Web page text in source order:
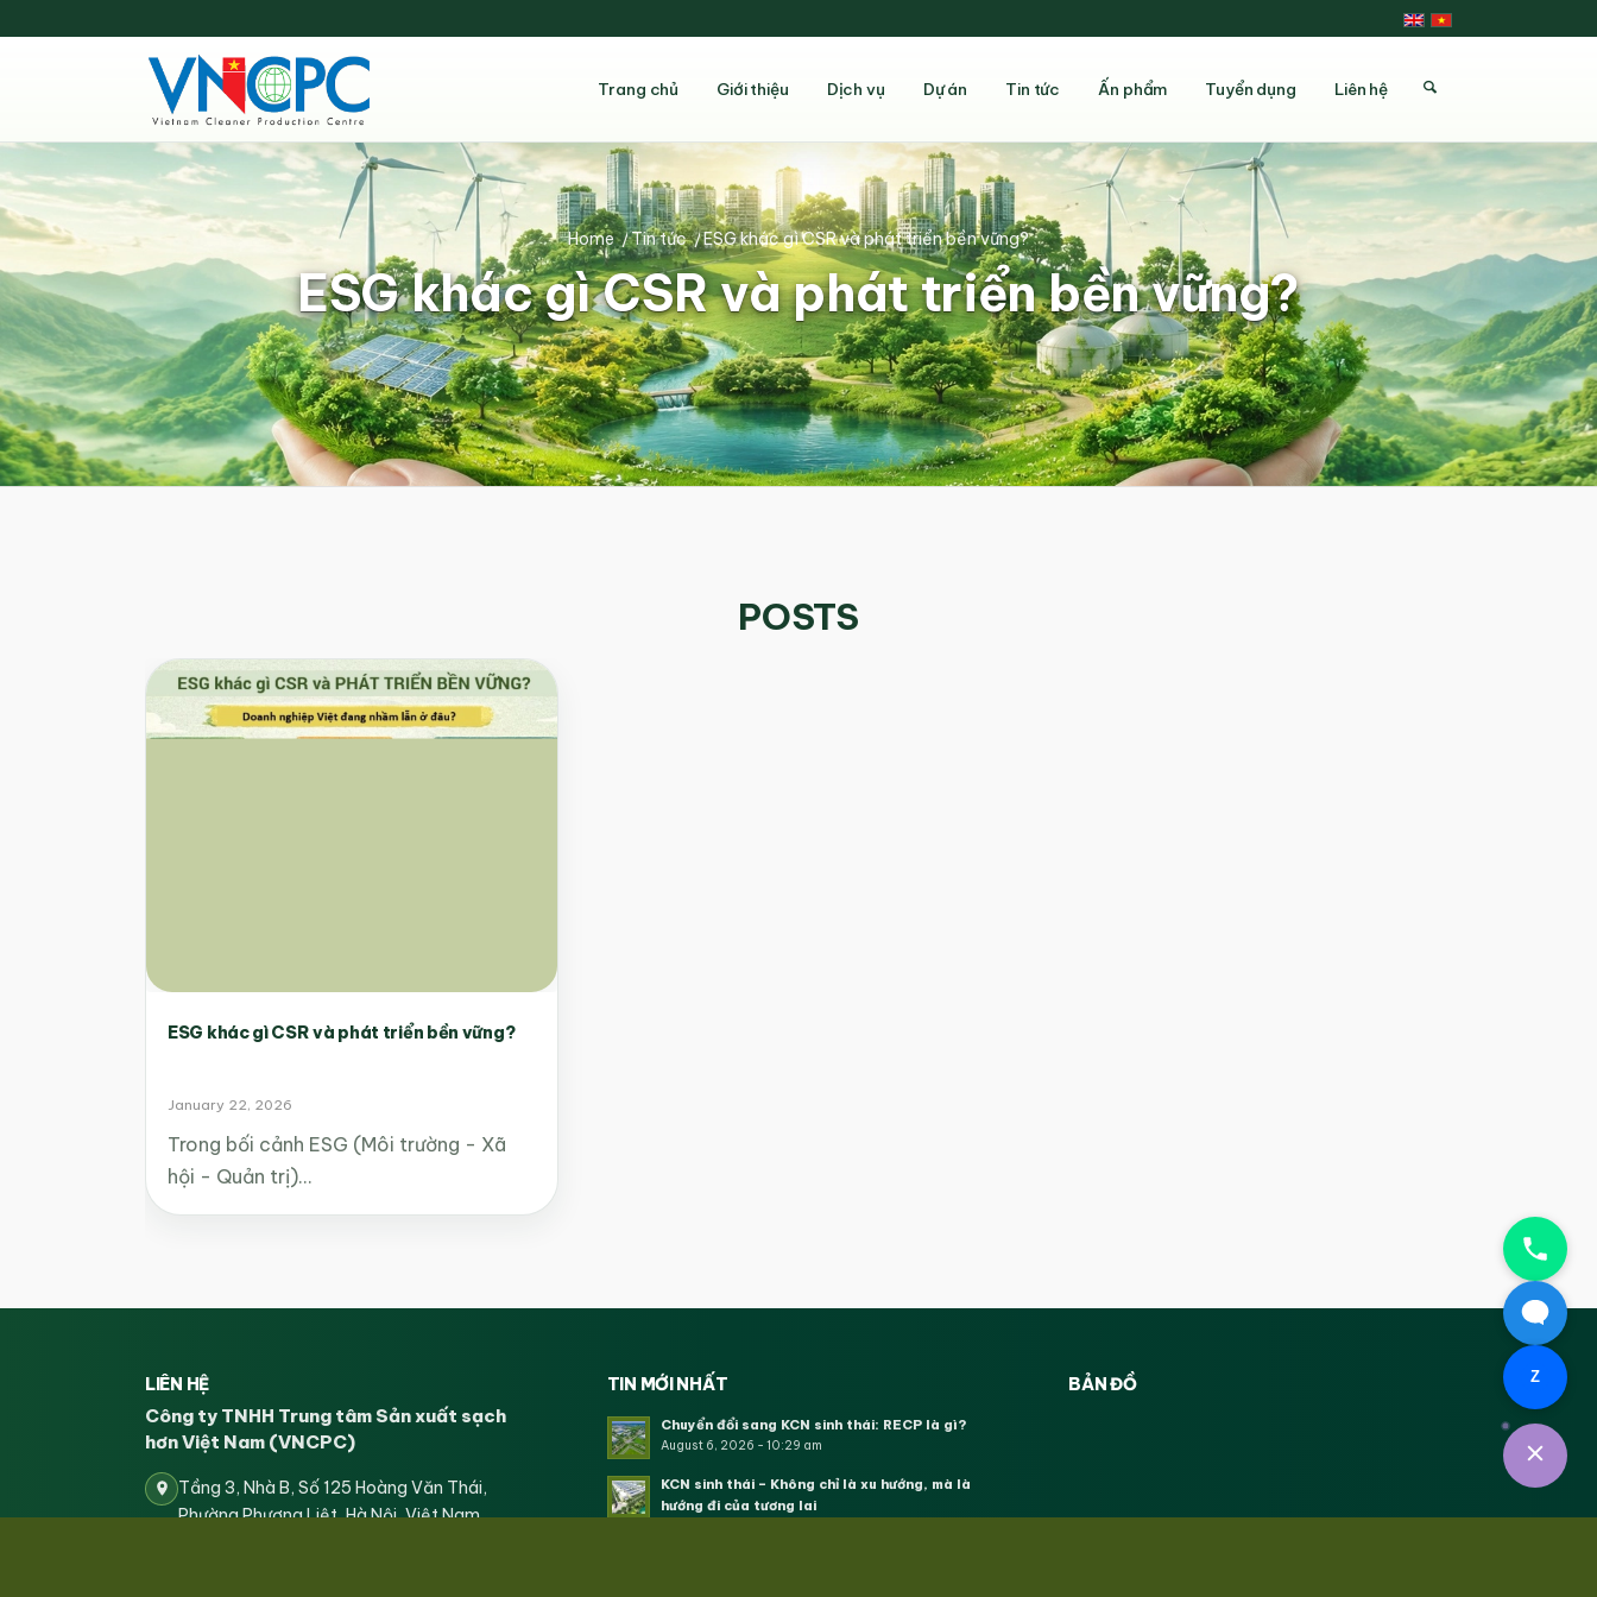
Trang chủ Giới thiệu Dịch vụ Dự án Tin tức Ấn phẩm Tuyển dụng Liên hệ
ESG khác gì CSR và phát triển bền vững?
Home /Tin tức /ESG khác gì CSR và phát triển bền vững?
POSTS
ESG khác gì CSR và phát triển bền vững?
January 22, 2026
Trong bối cảnh ESG (Môi trường - Xã
hội - Quản trị)…
LIÊN HỆ
Công ty TNHH Trung tâm Sản xuất sạch
hơn Việt Nam (VNCPC)
Tầng 3, Nhà B, Số 125 Hoàng Văn Thái,
Phường Phương Liệt, Hà Nội, Việt Nam
TIN MỚI NHẤT
Chuyển đổi sang KCN sinh thái: RECP là gì?
August 6, 2026 - 10:29 am
KCN sinh thái – Không chỉ là xu hướng, mà là
hướng đi của tương lai
BẢN ĐỒ Z